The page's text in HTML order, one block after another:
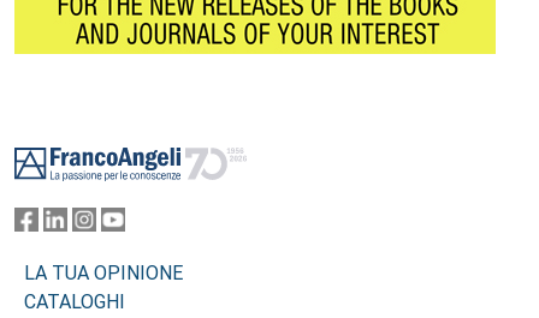
LA TUA OPINIONE
CATALOGHI